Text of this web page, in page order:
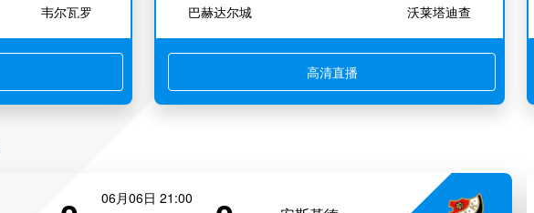
韦尔瓦罗 巴赫达尔城 沃莱塔迪查
高清直播
06月06日 21:00